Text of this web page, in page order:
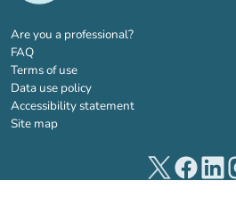
Are you a professional?(new tab)
FAQ
Terms of use
Data use policy
Accessibility statement
Site map
(new tab)
(new